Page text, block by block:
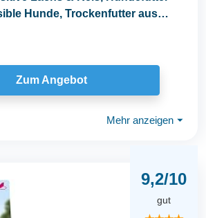
Hunde, Trockenfutter aus
Zum Angebot
Mehr anzeigen ⏷
9,2/10
gut